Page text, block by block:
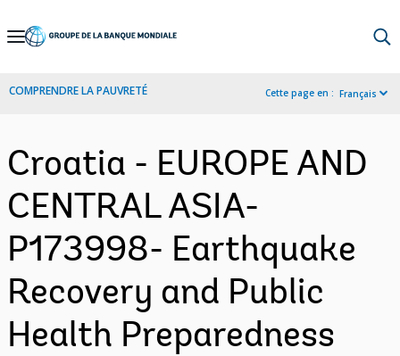
Skip
Navigation
COMPRENDRE LA PAUVRETÉ Cette page en : Français
Croatia - EUROPE AND
CENTRAL ASIA-
P173998- Earthquake
Recovery and Public
Health Preparedness